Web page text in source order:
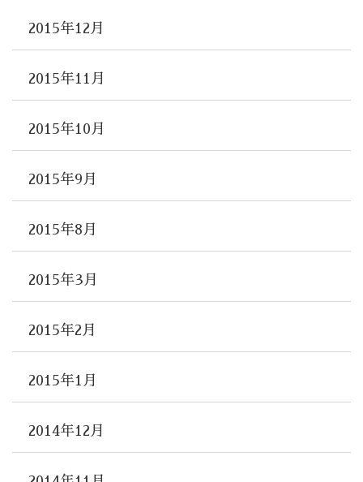
2015年12月
2015年11月
2015年10月
2015年9月
2015年8月
2015年3月
2015年2月
2015年1月
2014年12月